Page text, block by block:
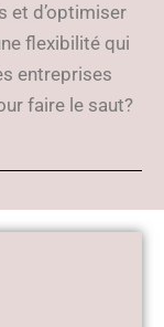
et d’optimiser
flexibilité qui
entreprises
faire le saut?